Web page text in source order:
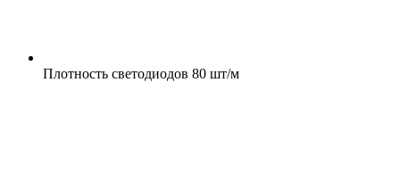
Плотность светодиодов 80 шт/м